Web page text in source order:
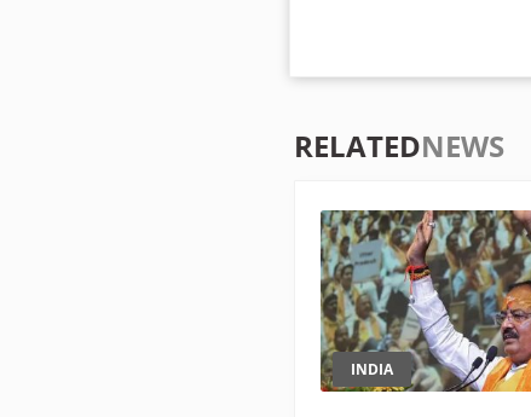
RELATEDNEWS
INDIA